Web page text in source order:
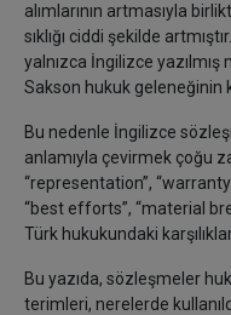
alımlarının artmasıyla
sıklığı ciddi şekilde
yalnızca İngilizce
Sakson hukuk geleneğinin
Bu nedenle İngilizce
anlamıyla çevirmek çoğu
“representation”,
“best efforts”, “material
Türk hukukundaki
Bu yazıda, sözleşmeler
terimleri, nerelerde